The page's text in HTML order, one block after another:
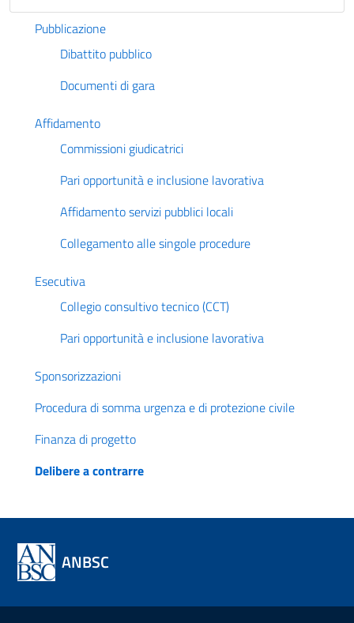
Pubblicazione
Dibattito pubblico
Documenti di gara
Affidamento
Commissioni giudicatrici
Pari opportunità e inclusione lavorativa
Affidamento servizi pubblici locali
Collegamento alle singole procedure
Esecutiva
Collegio consultivo tecnico (CCT)
Pari opportunità e inclusione lavorativa
Sponsorizzazioni
Procedura di somma urgenza e di protezione civile
Finanza di progetto
Delibere a contrarre
ANBSC